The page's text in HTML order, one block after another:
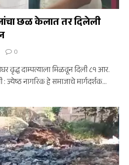
छळ केलात तर दिलेली
0
वृद्ध दाम्पत्याला मिळवून दिली ८१ आर.
ज्येष्ठ नागरिक हे समाजाचे मार्गदर्शक…